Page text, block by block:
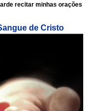
recitar minhas orações
de Cristo